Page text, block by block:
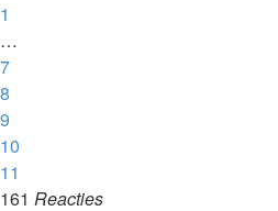
1
…
7
8
9
10
11
161 Reacties